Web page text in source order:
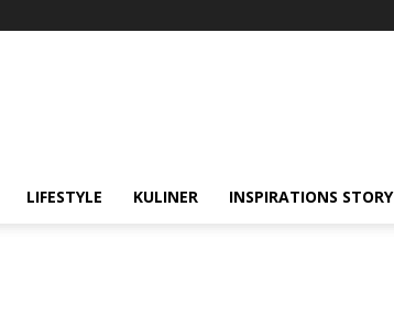
LIFESTYLE KULINER INSPIRATIONS STORY